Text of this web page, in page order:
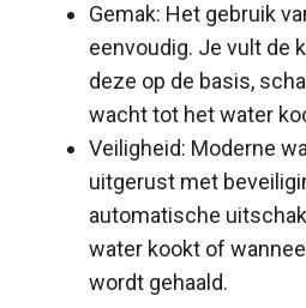
Gemak: Het gebruik
eenvoudig. Je vult de
deze op de basis,
wacht tot het water
Veiligheid: Moderne
uitgerust met
automatische
water kookt of
wordt gehaald.